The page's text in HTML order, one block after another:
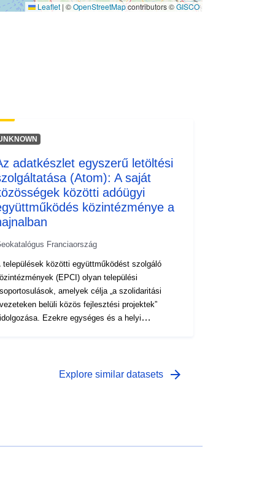
Leaflet | ©OpenStreetMapcontributors ©GISCO
adatkészlet egyszerű letöltési
(Atom): A saját
közötti adóügyi
közintézménye a
Franciaország
települések közötti együttműködést szolgáló
(EPCI) olyan települési
amelyek célja „a szolidaritási
belüli közös fejlesztési projektek”
Ezekre egységes és a helyi
vonatkoznak: Városi közösség (CU); Agglomerációs
Explore similar datasets arrow_forward